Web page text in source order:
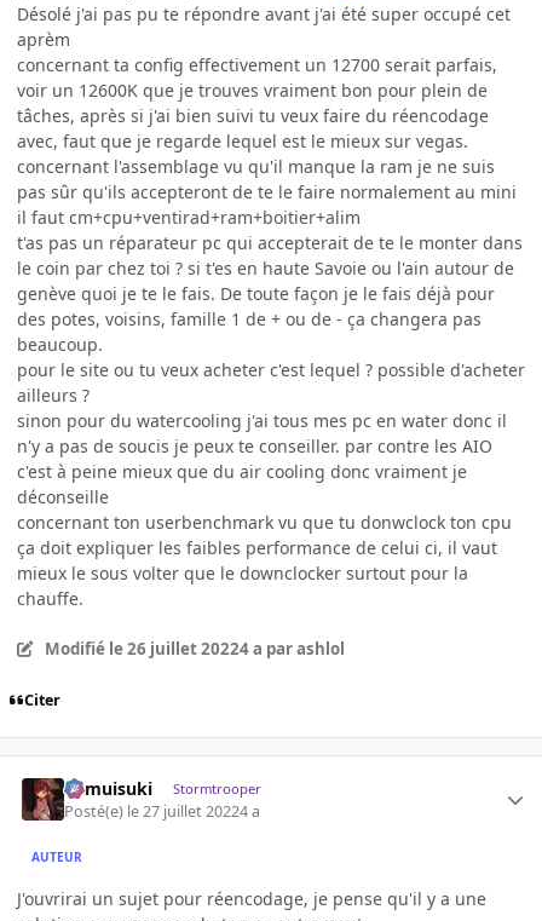
Désolé j'ai pas pu te répondre avant j'ai été super occupé cet
aprèm
concernant ta config effectivement un 12700 serait parfais,
voir un 12600K que je trouves vraiment bon pour plein de
tâches, après si j'ai bien suivi tu veux faire du réencodage
avec, faut que je regarde lequel est le mieux sur vegas.
concernant l'assemblage vu qu'il manque la ram je ne suis
pas sûr qu'ils accepteront de te le faire normalement au mini
il faut cm+cpu+ventirad+ram+boitier+alim
t'as pas un réparateur pc qui accepterait de te le monter dans
le coin par chez toi ? si t'es en haute Savoie ou l'ain autour de
genève quoi je te le fais. De toute façon je le fais déjà pour
des potes, voisins, famille 1 de + ou de - ça changera pas
beaucoup.
pour le site ou tu veux acheter c'est lequel ? possible d'acheter
ailleurs ?
sinon pour du watercooling j'ai tous mes pc en water donc il
n'y a pas de soucis je peux te conseiller. par contre les AIO
c'est à peine mieux que du air cooling donc vraiment je
déconseille
concernant ton userbenchmark vu que tu donwclock ton cpu
ça doit expliquer les faibles performance de celui ci, il vaut
mieux le sous volter que le downclocker surtout pour la
chauffe.
Modifié le 26 juillet 20224 a par ashlol
Citer
kamuisuki Stormtrooper
Posté(e) le 27 juillet 20224 a
AUTEUR
J'ouvrirai un sujet pour réencodage, je pense qu'il y a une